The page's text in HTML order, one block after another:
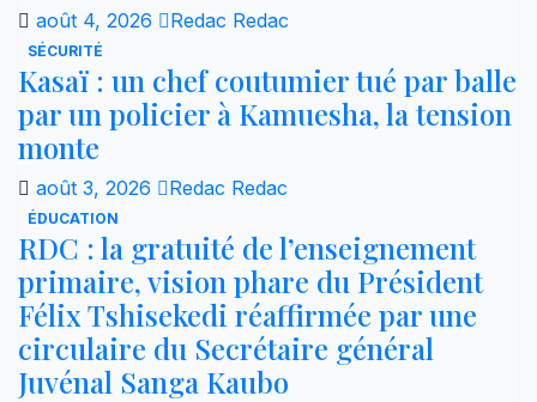
août 4, 2026 Redac Redac
SÉCURITÉ
Kasaï : un chef coutumier tué par balle
par un policier à Kamuesha, la tension
monte
août 3, 2026 Redac Redac
ÉDUCATION
RDC : la gratuité de l’enseignement
primaire, vision phare du Président
Félix Tshisekedi réaffirmée par une
circulaire du Secrétaire général
Juvénal Sanga Kaubo